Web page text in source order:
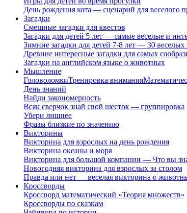
День рождения кота — сценарий для веселого
Загадки
Смешные загадки для квестов
Загадки для детей 5 лет — самые веселые и
Зимние загадки для детей 7-8 лет — 30 веселых
Древние интересные загадки для самых
Загадки на английском языке о животных
Мышление
ГоловоломкиТренировка внимания
День знаний
Найди закономерность
Всяк сверчок знай свой шесток — группировка
Убери лишнее
Фразы близкие по значению
Викторины
Викторина для взрослых на день рождения
Викторина океаны и моря
Викторина для большой компании — Что вы
Новогодняя викторина для взрослых за столом
Правда или нет — веселая викторина о
Кроссворды
Кроссворд математический «Теория множеств»
Кроссворды по сказкам